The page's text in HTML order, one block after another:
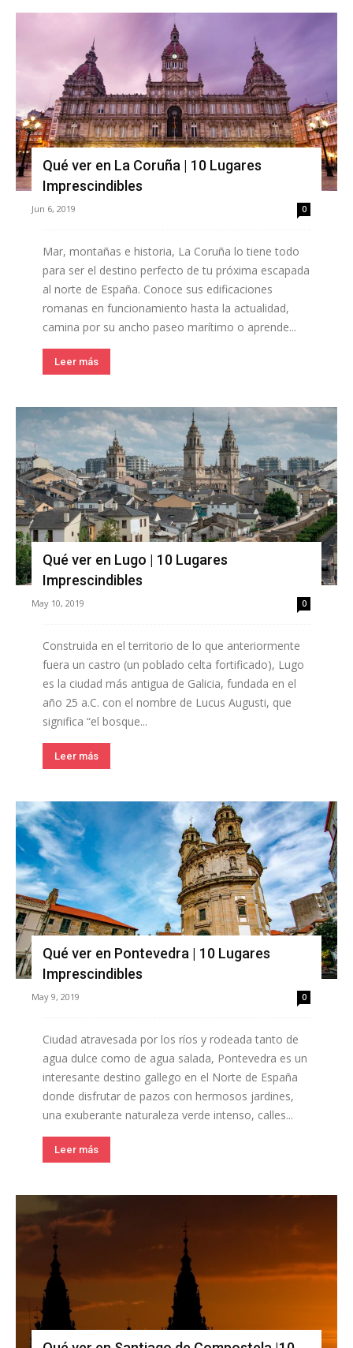
Qué ver en La Coruña | 10 Lugares
Imprescindibles
Jun 6, 2019 0
Mar, montañas e historia, La Coruña lo tiene todo
para ser el destino perfecto de tu próxima escapada
al norte de España. Conoce sus edificaciones
romanas en funcionamiento hasta la actualidad,
camina por su ancho paseo marítimo o aprende...
Leer más
Qué ver en Lugo | 10 Lugares
Imprescindibles
May 10, 2019 0
Construida en el territorio de lo que anteriormente
fuera un castro (un poblado celta fortificado), Lugo
es la ciudad más antigua de Galicia, fundada en el
año 25 a.C. con el nombre de Lucus Augusti, que
significa “el bosque...
Leer más
Qué ver en Pontevedra | 10 Lugares
Imprescindibles
May 9, 2019 0
Ciudad atravesada por los ríos y rodeada tanto de
agua dulce como de agua salada, Pontevedra es un
interesante destino gallego en el Norte de España
donde disfrutar de pazos con hermosos jardines,
una exuberante naturaleza verde intenso, calles...
Leer más